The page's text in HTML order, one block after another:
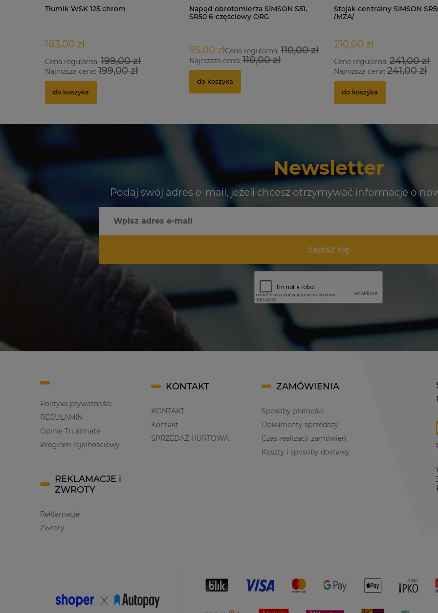
Tłumik WSK 125 chrom
183,00 zł
Cena regularna: 199,00 zł
Najniższa cena: 199,00 zł
do koszyka
Napęd obrotomierza SIMSON S51,
SR50 6-częściowy ORG
95,00 złCena regularna:110,00 zł
Najniższa cena:110,00 zł
do koszyka
Stojak centralny SIMSON
/MZA/
210,00 zł
Cena regularna:241,00 zł
Najniższa cena:241,00 zł
do koszyka
Newsletter
Podaj swój adres e-mail, jeżeli chcesz otrzymywać informacje o
zapisz się
Polityka prywatności
REGULAMIN
Opinie Trustmate
Program lojalnościowy
KONTAKT
KONTAKT
Kontakt
SPRZEDAŻ HURTOWA
ZAMÓWIENIA
Sposoby płatności
Dokumenty sprzedaży
Czas realizacji zamówień
Koszty i sposoby dostawy
REKLAMACJE i
ZWROTY
Reklamacje
Zwroty